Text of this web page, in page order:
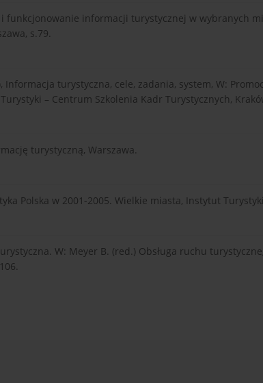
i funkcjonowanie informacji turystycznej w wybranych
s.79.
Informacja turystyczna, cele, zadania, system, W:
– Centrum Szkolenia Kadr Turystycznych,
turystyczną, Warszawa.
Polska w 2001-2005. Wielkie miasta, Instytut
W: Meyer B. (red.) Obsługa ruchu